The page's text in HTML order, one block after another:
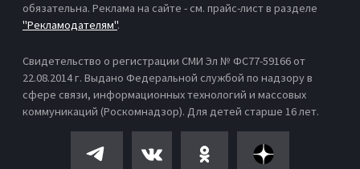
обязательна. Реклама на сайте - см. прайс-лист в разделе
"Рекламодателям".
Свидетельство о регистрации СМИ Эл № ФС77-59166 от
22.08.2014 г. Выдано Федеральной службой по надзору в
сфере связи, информационных технологий и массовых
коммуникаций (Роскомнадзор). Для детей старше 16 лет.